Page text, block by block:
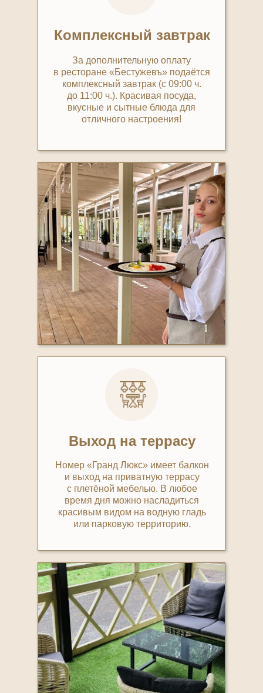
Комплексный завтрак
Выход на террасу
За дополнительную оплату
в ресторане «Бестужевъ» подаётся
комплексный завтрак (с 09:00 ч.
до 11:00 ч.). Красивая посуда,
вкусные и сытные блюда для
отличного настроения!
Номер «Гранд Люкс» имеет балкон
и выход на приватную террасу
с плетёной мебелью. В любое
время дня можно насладиться
красивым видом на водную гладь
или парковую территорию.